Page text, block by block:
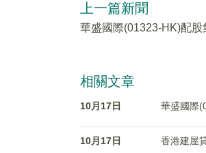
上一篇新聞
華盛國際(01323-HK)配股
相關文章
10月17日 華盛國際
10月17日 香港建屋